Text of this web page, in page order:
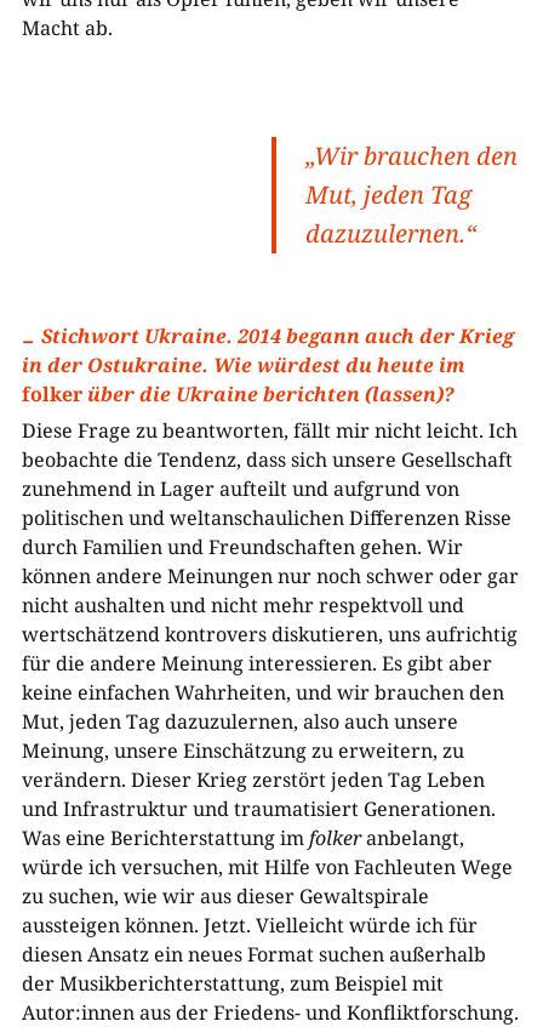
Macht ab.
„Wir brauchen den
Mut, jeden Tag
dazuzulernen.“
Stichwort Ukraine. 2014 begann auch der Krieg
in der Ostukraine. Wie würdest du heute im
folkerüber die Ukraine berichten (lassen)?
Diese Frage zu beantworten, fällt mir nicht leicht. Ich
beobachte die Tendenz, dass sich unsere Gesellschaft
zunehmend in Lager aufteilt und aufgrund von
politischen und weltanschaulichen Differenzen Risse
durch Familien und Freundschaften gehen. Wir
können andere Meinungen nur noch schwer oder gar
nicht aushalten und nicht mehr respektvoll und
wertschätzend kontrovers diskutieren, uns aufrichtig
für die andere Meinung interessieren. Es gibt aber
keine einfachen Wahrheiten, und wir brauchen den
Mut, jeden Tag dazuzulernen, also auch unsere
Meinung, unsere Einschätzung zu erweitern, zu
verändern. Dieser Krieg zerstört jeden Tag Leben
und Infrastruktur und traumatisiert Generationen.
Was eine Berichterstattung imfolkeranbelangt,
würde ich versuchen, mit Hilfe von Fachleuten Wege
zu suchen, wie wir aus dieser Gewaltspirale
aussteigen können. Jetzt. Vielleicht würde ich für
diesen Ansatz ein neues Format suchen außerhalb
der Musikberichterstattung, zum Beispiel mit
Autor:innen aus der Friedens- und Konfliktforschung.